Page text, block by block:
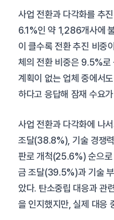
사업 전환과 다각화를 추
6.1%인 약 1,286개사에
이 클수록 전환 추진 비중
체의 전환 비중은 9.5%로
계획이 없는 업체 중에서
하다고 응답해 잠재 수요
사업 전환과 다각화에 나
조달(38.8%), 기술 경쟁
판로 개척(25.6%) 순으로
금 조달(39.5%)과 기술
았다. 탄소중립 대응과 관
을 인지했지만, 실제 대응